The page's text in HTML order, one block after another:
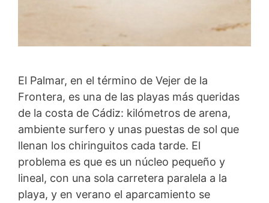
El Palmar, en el término de Vejer de la
Frontera, es una de las playas más queridas
de la costa de Cádiz: kilómetros de arena,
ambiente surfero y unas puestas de sol que
llenan los chiringuitos cada tarde. El
problema es que es un núcleo pequeño y
lineal, con una sola carretera paralela a la
playa, y en verano el aparcamiento se